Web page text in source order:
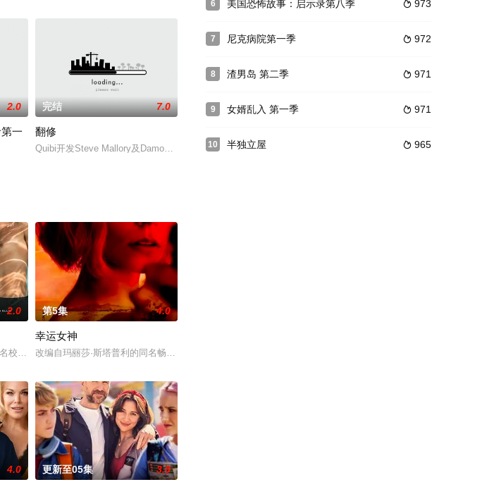
为背景，讲述了一群颇有抱负的演员和电影制作人不惜一切代价，努力在好莱坞取得成功的故事。每一个
2.0
一
完结 7.0
翻修
Quibi开发Steve Mallory及Damon Jones负责执笔的喜剧《翻修达人 Flipped》，该剧有Will Forte﹑Kaitlin O
的一座岛屿。于是她前往加拿大度过了一个夏天。在那里
Carrie (Claire Danes饰演) 和 Saul (Mandy Patin
2.0
校的高中生原本过住灿烂生活，直至一位神秘转校生出现。与此同时，专门猎杀青少年的连环杀人魔“The Trawler”在
第5集 4.0
幸运女神
改编自玛丽莎·斯塔普利的同名畅销小说，讲述专业骗子“幸运儿”露西（安雅·泰勒-乔伊 饰）在一次数百万美
4.0 更新至05集 3.0
6  973
美国恐怖故事：启示录第八季
7  972
尼克病院第一季
8  971
渣男岛 第二季
9  971
女婿乱入 第一季
10  965
半独立屋